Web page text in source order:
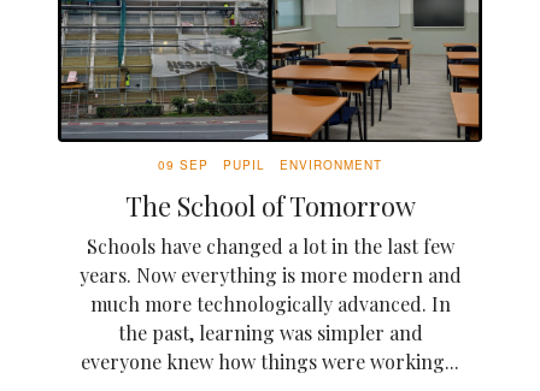
09 SEP PUPIL ENVIRONMENT
The School of Tomorrow
Schools have changed a lot in the last few
years. Now everything is more modern and
much more technologically advanced. In
the past, learning was simpler and
everyone knew how things were working...